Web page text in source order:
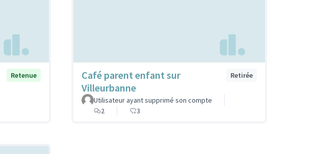
Retenue
Café parent enfant sur
Villeurbanne
Retirée
Utilisateur ayant supprimé son compte
2
3